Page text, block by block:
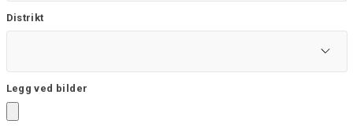
Distrikt
Legg ved bilder